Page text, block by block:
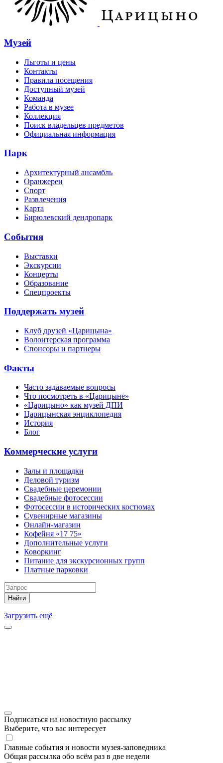
Музей
Льготы и цены
Контакты
Правила посещения
Доступный музей
Команда
Работа в музее
Коллекция
Поиск владельцев предметов
Официальная информация
Парк
Архитектурный ансамбль
Оранжереи
Спорт
Развлечения
Карта
Бирюлевский дендропарк
События
Выставки
Экскурсии
Концерты
Образование
Спецпроекты
Поддержать музей
Клуб друзей «Царицына»
Волонтерская программа
Спонсоры и партнеры
Факты
Часто задаваемые вопросы
Что посмотреть в «Царицыне»
«Царицыно» как музей ДПИ
Царицынская энциклопедия
История
Блог
Коммерческие услуги
Залы и площадки
Деловой туризм
Свадебные церемонии
Свадебные фотосессии
Фотосессии в исторических костюмах
Сувенирные магазины
Онлайн-магазин
Кофейня «17 75»
Дополнительные услуги
Коворкинг
Питание для экскурсионных групп
Платные парковки
Найти
Загрузить ещё
Подписаться на новостную рассылку
Выберите, что вас интересует
Главные события и новости музея-заповедника
Общая рассылка обо всём раз в две недели